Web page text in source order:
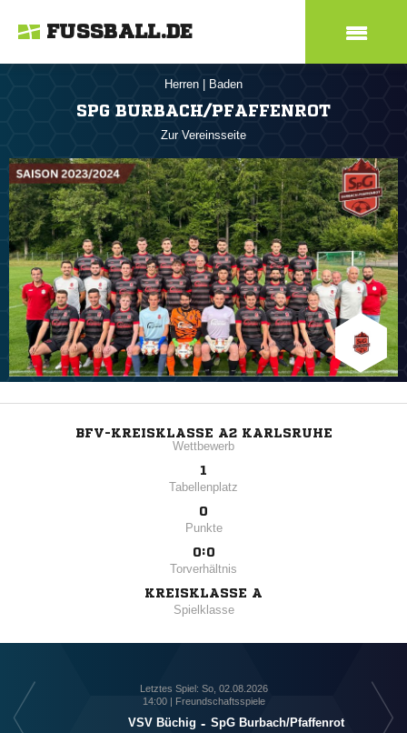
FUSSBALL.DE
Herren Baden
SPG BURBACH/PFAFFENROT
Zur Vereinsseite
BFV-KREISKLASSE A2 KARLSRUHE
Wettbewerb
1
Tabellenplatz
0
Punkte
0:0
Torverhältnis
KREISKLASSE A
Spielklasse
Letztes Spiel: So, 02.08.2026
14:00 | Freundschaftsspiele
VSV Büchig - SpG Burbach/​Pfaffenrot